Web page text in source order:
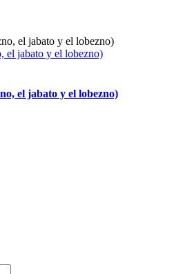
jabato y el lobezno)
el jabato y el lobezno)